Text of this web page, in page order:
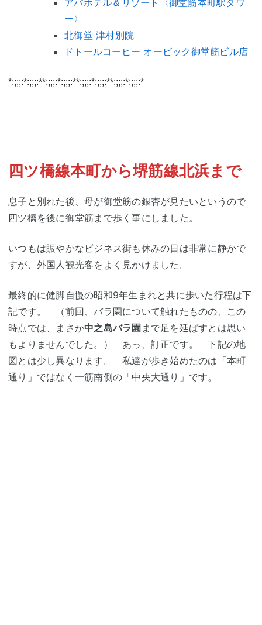
アパホテル＆リゾート〈御堂筋本町駅タワ
ー〉
北御堂 津村別院
ドトールコーヒー オービック御堂筋ビル店
*:;;;:*:;;;:**:;;;:*:;;;:**:;;;:*:;;;:**:;;;:*:;;;:*
四ツ橋線本町から堺筋線北浜まで
息子と別れた後、母が御堂筋の銀杏が見たいというので
四ツ橋を後に御堂筋まで歩く事にしました。
いつもは賑やかなビジネス街も休みの日は非常に静かで
すが、外国人観光客をよく見かけました。
最終的に健脚自慢の昭和9年生まれと共に歩いた行程は下
記です。 （前回、バラ園について触れたものの、この
時点では、まさか中之島バラ園 まで足を延ばすとは思い
もよりませんでした。） あっ、訂正です。 下記の地
図とは少し異なります。 私達が歩き始めたのは「本町
通り」ではなく一筋南側の「中央大通 り」です。